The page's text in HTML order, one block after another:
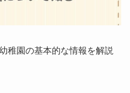
稚園の基本的な情報を解説